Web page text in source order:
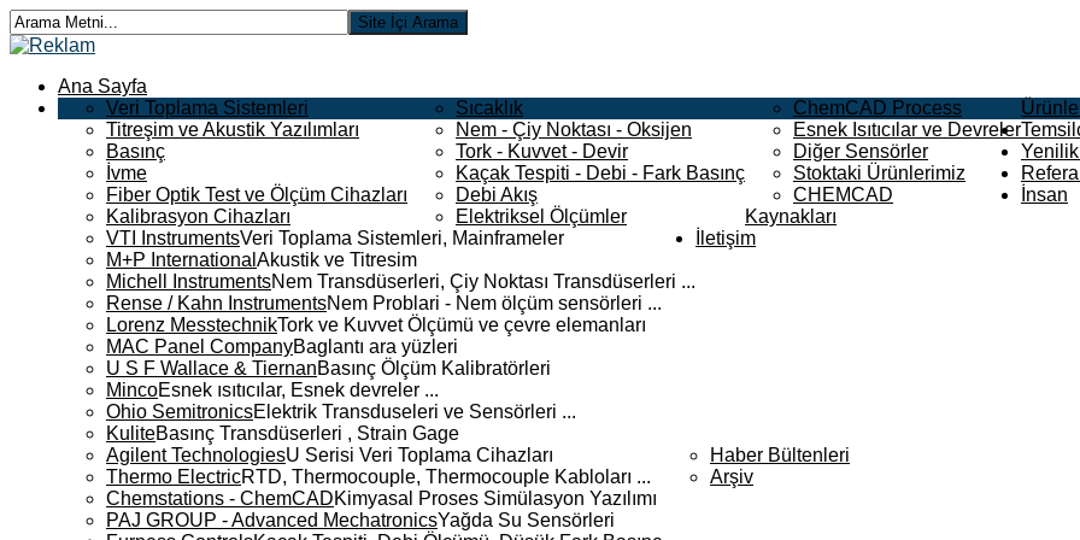
Ana Sayfa
Veri Toplama Sistemleri
Titreşim ve Akustik Yazılımları
Basınç
İvme
Fiber Optik Test ve Ölçüm Cihazları
Kalibrasyon Cihazları
Sıcaklık
Nem - Çiy Noktası - Oksijen
Tork - Kuvvet - Devir
Kaçak Tespiti - Debi - Fark Basınç
Debi Akış
Elektriksel Ölçümler
ChemCAD Process
Esnek Isıtıcılar ve Devreler
Diğer Sensörler
Stoktaki Ürünlerimiz
CHEMCAD
VTI InstrumentsVeri Toplama Sistemleri, Mainframeler
M+P International Akustik ve Titresim
Michell InstrumentsNem Transdüserleri, Çiy Noktası Transdüserleri ...
Rense / Kahn InstrumentsNem Problari - Nem ölçüm sensörleri ...
Lorenz MesstechnikTork ve Kuvvet Ölçümü ve çevre elemanları
MAC Panel CompanyBaglantı ara yüzleri
U S F Wallace & TiernanBasınç Ölçüm Kalibratörleri
MincoEsnek ısıtıcılar, Esnek devreler ...
Ohio SemitronicsElektrik Transduseleri ve Sensörleri ...
KuliteBasınç Transdüserleri , Strain Gage
Agilent TechnologiesU Serisi Veri Toplama Cihazları
Thermo ElectricRTD, Thermocouple, Thermocouple Kabloları ...
Chemstations - ChemCADKimyasal Proses Simülasyon Yazılımı
PAJ GROUP - Advanced MechatronicsYağda Su Sensörleri
Haber Bültenleri
Arşiv
İnsan
Kaynakları
İletişim